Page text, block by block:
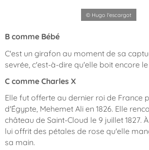
© Hugo l'escargot
B comme Bébé
C'est un girafon au moment de sa
sevrée, c'est-à-dire qu'elle boit encore
C comme Charles X
Elle fut offerte au dernier roi de France
d'Égypte, Mehemet Ali en 1826. Elle
château de Saint-Cloud le 9 juillet 1827.
lui offrit des pétales de rose qu'elle
sa main.